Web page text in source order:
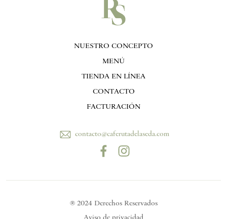
NUESTRO CONCEPTO
MENÚ
TIENDA EN LÍNEA
CONTACTO
FACTURACIÓN
contacto@caferutadelaseda.com
® 2024 Derechos Reservados